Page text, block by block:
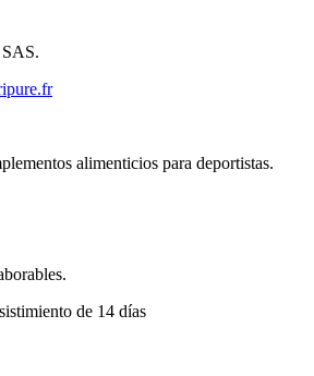
alimenticios para deportistas.
de 14 días